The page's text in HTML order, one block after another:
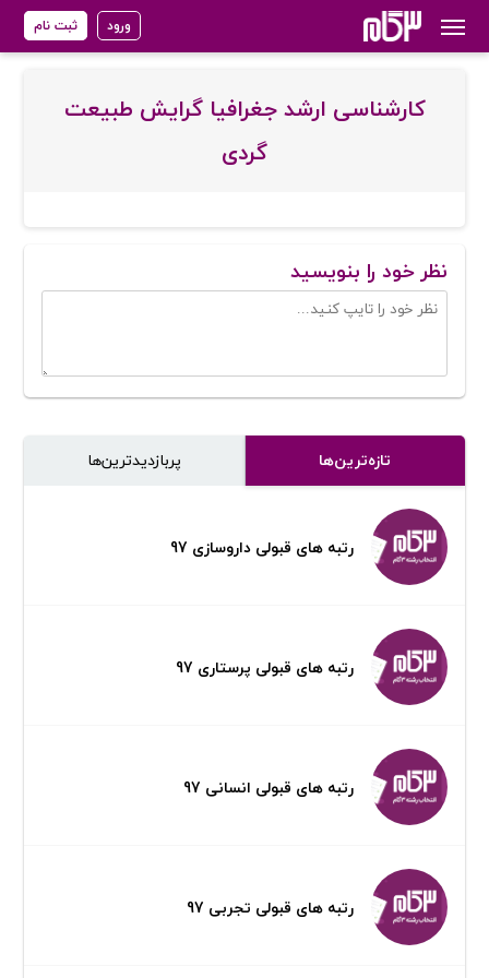
ورود ثبت نام
کارشناسی ارشد جغرافیا گرایش طبیعت
گردی
نظر خود را بنویسید
تازه‌ترین‌ها پر‌بازدیدترین‌ها
رتبه های قبولی داروسازی 97
رتبه های قبولی پرستاری 97
رتبه های قبولی انسانی 97
رتبه های قبولی تجربی 97